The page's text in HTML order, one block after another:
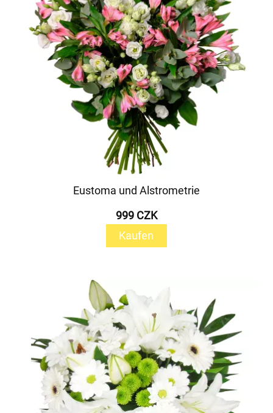
Eustoma und Alstrometrie
999 CZK
Kaufen